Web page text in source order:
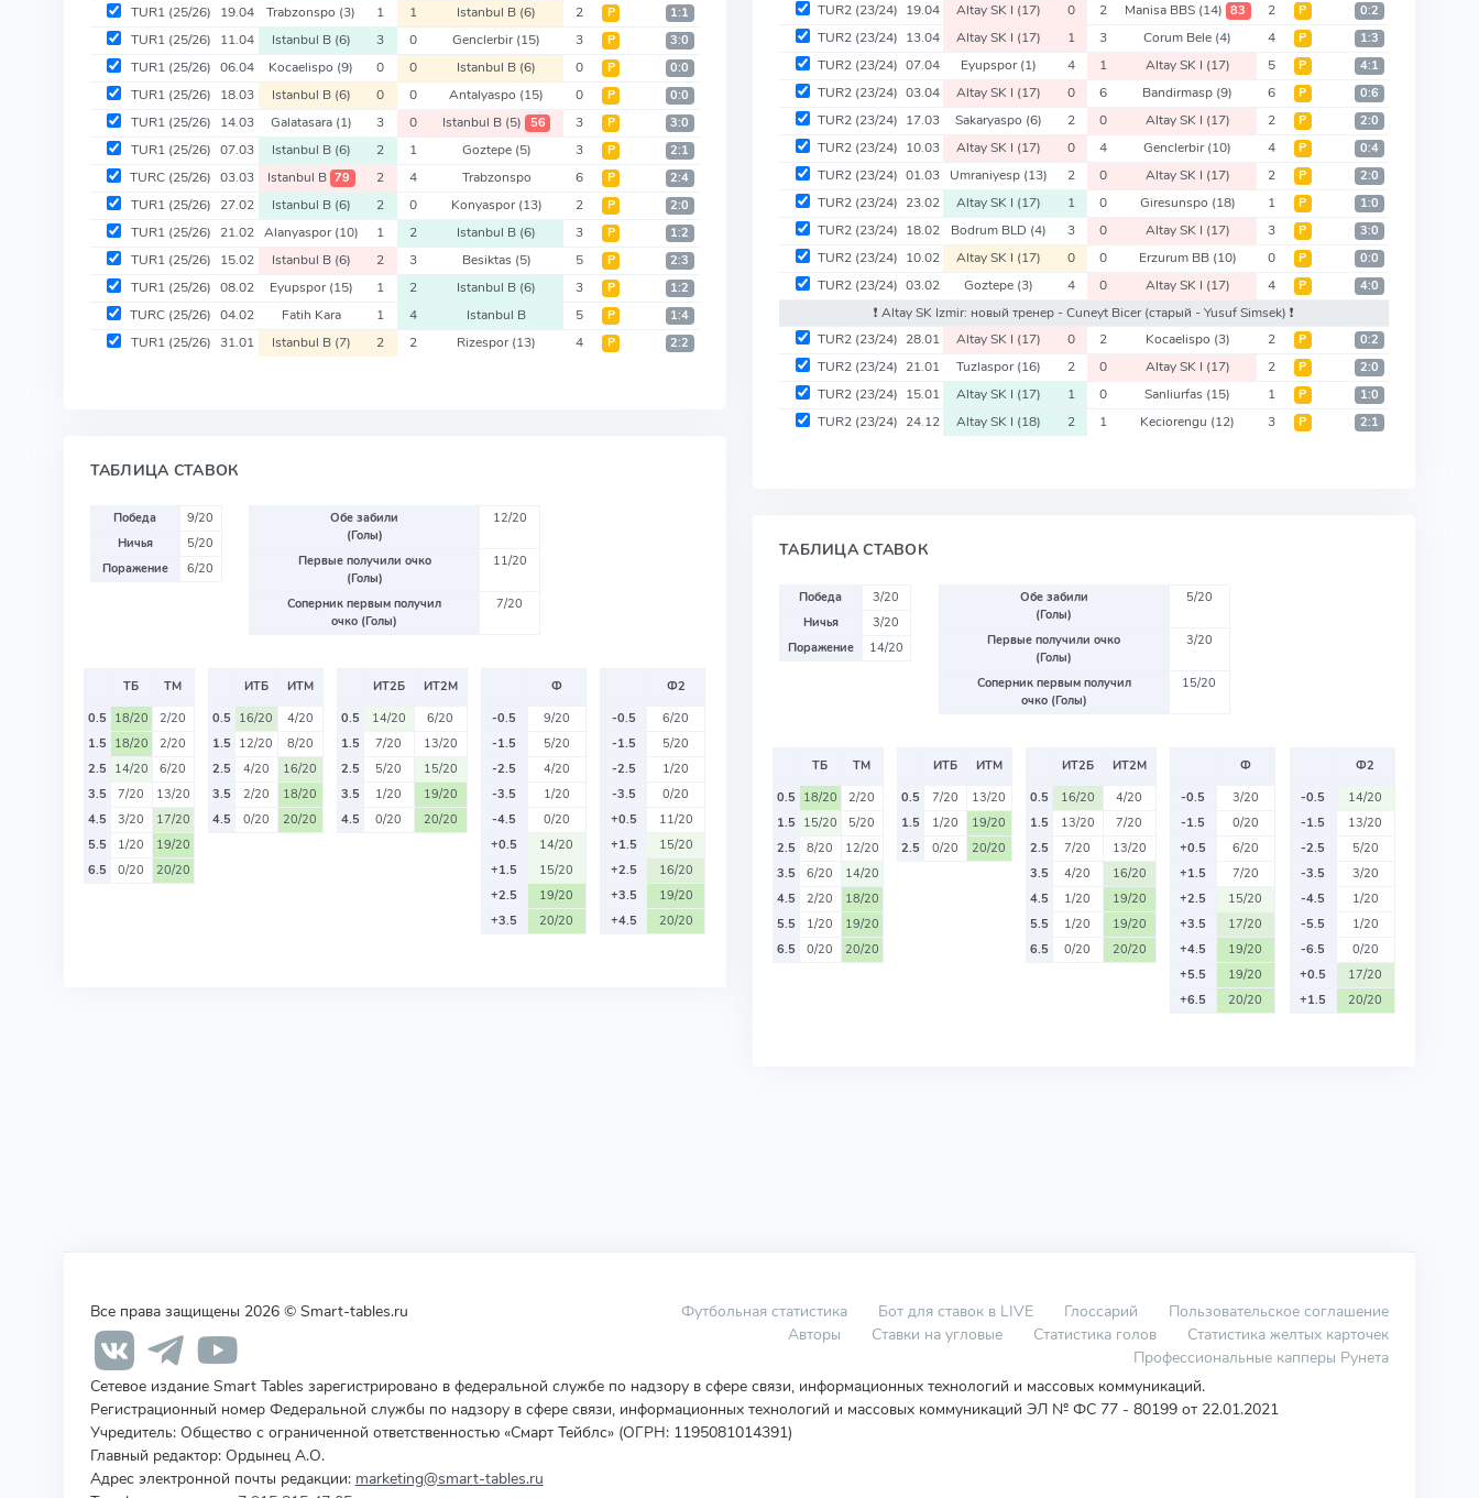
TUR1 (25/26) 19.04 Trabzonspo (3) 1 1 Istanbul B (6) 2 Р 1:1
TUR1 (25/26) 11.04 Istanbul B (6) 3 0 Genclerbir(15) 3 Р 3:0
TUR1 (25/26) 06.04 Kocaelispo (9) 0 0 Istanbul B (6) 0 Р 0:0
TUR1 (25/26) 18.03 Istanbul B (6) 0 0 Antalyaspo (15) 0 Р 0:0
TUR1 (25/26) 14.03 Galatasara (1) 3 0 Istanbul B (5) 56 3 Р 3:0
TUR1 (25/26) 07.03 Istanbul B (6) 2 1 Goztepe (5) 3 Р 2:1
TURC (25/26) 03.03 Istanbul B 79 2 4 Trabzonspo 6 Р 2:4
TUR1 (25/26) 27.02 Istanbul B (6) 2 0 Konyaspor(13) 2 Р 2:0
TUR1 (25/26) 21.02 Alanyaspor(10) 1 2 Istanbul B (6) 3 Р 1:2
TUR1 (25/26) 15.02 Istanbul B (6) 2 3 Besiktas (5) 5 Р 2:3
TUR1 (25/26) 08.02 Eyupspor(15) 1 2 Istanbul B (6) 3 Р 1:2
TURC (25/26) 04.02 Fatih Kara 1 4 Istanbul B 5 Р 1:4
TUR1 (25/26) 31.01 Istanbul B (7) 2 2 Rizespor(13) 4 Р 2:2
ТАБЛИЦА СТАВОК
Победа
9/20
Ничья
5/20
Поражение
6/20
Обе забили
(Голы)
12/20
Первые получили очко
(Голы)
11/20
Соперник первым получил
очко (Голы)
7/20
ТБ
ТМ
0.5 18/20
2/20
1.5 18/20
2/20
2.5 14/20
6/20
3.5
7/20
13/20
4.5
3/20
17/20
5.5
1/20
19/20
6.5
0/20 20/20
ИТБ
ИТМ
0.5 16/20
4/20
1.5 12/20
8/20
2.5
4/20
16/20
3.5
2/20
18/20
4.5
0/20 20/20
ИТ2Б
ИТ2М
0.5
14/20
6/20
1.5
7/20
13/20
2.5
5/20
15/20
3.5
1/20
19/20
4.5
0/20 20/20
Ф
-0.5
9/20
-1.5
5/20
-2.5
4/20
-3.5
1/20
-4.5
0/20
+0.5
14/20
+1.5
15/20
+2.5
19/20
+3.5
20/20
Ф2
-0.5
6/20
-1.5
5/20
-2.5
1/20
-3.5
0/20
+0.5
11/20
+1.5
15/20
+2.5
16/20
+3.5
19/20
+4.5
20/20
TUR2 (23/24) 19.04 Altay SK I (17) 0 2 Manisa BBS (14) 83 2 Р 0:2
TUR2 (23/24) 13.04 Altay SK I (17) 1 3 Corum Bele (4) 4 Р 1:3
TUR2 (23/24) 07.04 Eyupspor(1) 4 1 Altay SK I (17) 5 Р 4:1
TUR2 (23/24) 03.04 Altay SK I (17) 0 6 Bandirmasp (9) 6 Р 0:6
TUR2 (23/24) 17.03 Sakaryaspo (6) 2 0 Altay SK I (17) 2 Р 2:0
TUR2 (23/24) 10.03 Altay SK I (17) 0 4 Genclerbir(10) 4 Р 0:4
TUR2 (23/24) 01.03 Umraniyesp (13) 2 0 Altay SK I (17) 2 Р 2:0
TUR2 (23/24) 23.02 Altay SK I (17) 1 0 Giresunspo (18) 1 Р 1:0
TUR2 (23/24) 18.02 Bodrum BLD (4) 3 0 Altay SK I (17) 3 Р 3:0
TUR2 (23/24) 10.02 Altay SK I (17) 0 0 Erzurum BB (10) 0 Р 0:0
TUR2 (23/24) 03.02 Goztepe (3) 4 0 Altay SK I (17) 4 Р 4:0
❗️ Altay SK Izmir: новый тренер - Cuneyt Bicer(старый - Yusuf Simsek) ❗️
TUR2 (23/24) 28.01 Altay SK I (17) 0 2 Kocaelispo (3) 2 Р 0:2
TUR2 (23/24) 21.01 Tuzlaspor(16) 2 0 Altay SK I (17) 2 Р 2:0
TUR2 (23/24) 15.01 Altay SK I (17) 1 0 Sanliurfas (15) 1 Р 1:0
TUR2 (23/24) 24.12 Altay SK I (18) 2 1 Keciorengu (12) 3 Р 2:1
ТАБЛИЦА СТАВОК
Победа
3/20
Ничья
3/20
Поражение
14/20
Обе забили
(Голы)
5/20
Первые получили очко
(Голы)
3/20
Соперник первым получил
очко (Голы)
15/20
ТБ
ТМ
0.5 18/20
2/20
1.5 15/20
5/20
2.5
8/20
12/20
3.5
6/20
14/20
4.5
2/20
18/20
5.5
1/20
19/20
6.5
0/20 20/20
ИТБ
ИТМ
0.5
7/20
13/20
1.5
1/20
19/20
2.5
0/20 20/20
ИТ2Б
ИТ2М
0.5
16/20
4/20
1.5
13/20
7/20
2.5
7/20
13/20
3.5
4/20
16/20
4.5
1/20
19/20
5.5
1/20
19/20
6.5
0/20 20/20
Ф
-0.5
3/20
-1.5
0/20
+0.5
6/20
+1.5
7/20
+2.5
15/20
+3.5
17/20
+4.5
19/20
+5.5
19/20
+6.5
20/20
Ф2
-0.5
14/20
-1.5
13/20
-2.5
5/20
-3.5
3/20
-4.5
1/20
-5.5
1/20
-6.5
0/20
+0.5
17/20
+1.5
20/20
Все права защищены 2026 © Smart-tables.ru Футбольная статистика Бот для ставок в LIVE Глоссарий
Пользовательское соглашение
Авторы
Ставки на угловые Статистика голов
Статистика желтых карточек
Профессиональные капперы Рунета
Сетевое издание Smart Tables зарегистрировано в федеральной службе по надзору в сфере связи, информационных технологий и массовых коммуникаций.
Регистрационный номер Федеральной службы по надзору в сфере связи, информационных технологий и массовых коммуникаций ЭЛ № ФС 77 - 80199 от 22.01.2021
Учредитель: Общество с ограниченной ответственностью «Смарт Тейблс» (ОГРН: 1195081014391)
Главный редактор: Ордынец А.О.
Адрес электронной почты редакции: marketing@smart-tables.ru